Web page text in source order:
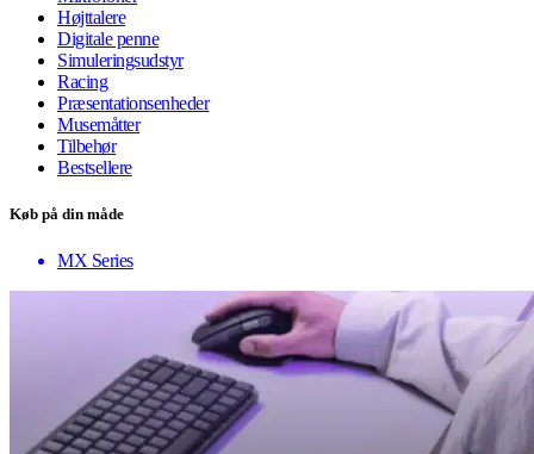
Højttalere
Digitale penne
Simuleringsudstyr
Racing
Præsentationsenheder
Musemåtter
Tilbehør
Bestsellere
Køb på din måde
MX Series